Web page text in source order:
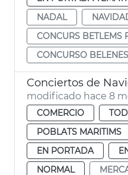
NADAL
CONCURS BETLEMS
CONCURSO
modificado hace 8
COMERCIO
POBLATS MARITIMS
EN PORTADA
NORMAL